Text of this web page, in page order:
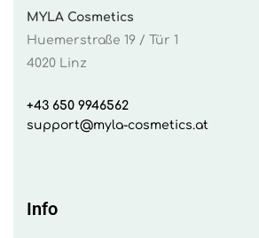
MYLA Cosmetics
Huemerstraße 19 / Tür 1
4020 Linz
+43 650 9946562
support@myla-cosmetics.at
Info